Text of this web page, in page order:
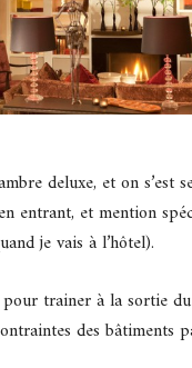
deluxe, et on
entrant, et mention
je vais à l’hôtel).
trainer à la sortie
des bâtiments